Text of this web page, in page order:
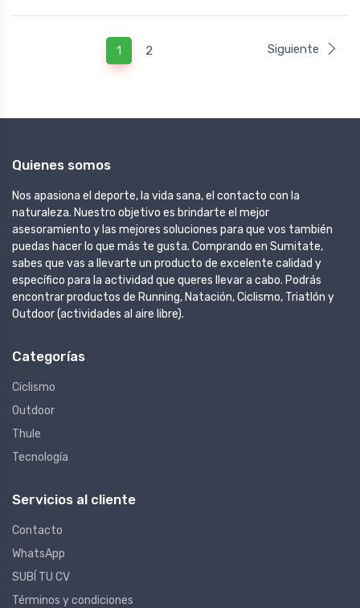
1 2 Siguiente
Quienes somos
Nos apasiona el deporte, la vida sana, el contacto con la
naturaleza. Nuestro objetivo es brindarte el mejor
asesoramiento y las mejores soluciones para que vos también
puedas hacer lo que más te gusta. Comprando en Sumitate,
sabes que vas a llevarte un producto de excelente calidad y
específico para la actividad que queres llevar a cabo. Podrás
encontrar productos de Running, Natación, Ciclismo, Triatlón y
Outdoor (actividades al aire libre).
Categorías
Ciclismo
Outdoor
Thule
Tecnología
Servicios al cliente
Contacto
WhatsApp
SUBÍ TU CV
Términos y condiciones